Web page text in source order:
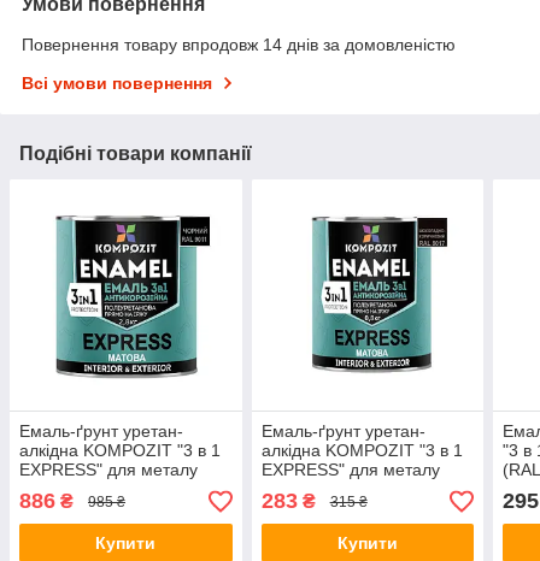
Повернення товару впродовж 14 днів за домовленістю
Всі умови повернення
Подібні товари компанії
Емаль-ґрунт уретан-
алкідна KOMPOZIT "3 в 1
EXPRESS" для металу
RAL9011 — чорний 2,8 кг
886 ₴ 985 ₴
Купити
Емаль-ґрунт уретан-
алкідна KOMPOZIT "3 в 1
EXPRESS" для металу
RAL8017 — шоколадно-
коричневий 0,8 кг
283₴ 315 ₴
Купити
"3 в
295